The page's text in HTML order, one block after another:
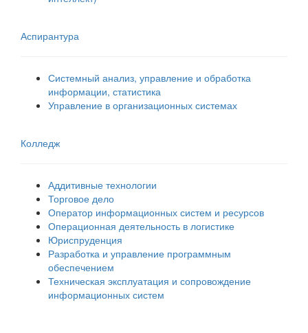
Аспирантура
Системный анализ, управление и обработка
информации, статистика
Управление в организационных системах
Колледж
Аддитивные технологии
Торговое дело
Оператор информационных систем и ресурсов
Операционная деятельность в логистике
Юриспруденция
Разработка и управление программным
обеспечением
Техническая эксплуатация и сопровождение
информационных систем